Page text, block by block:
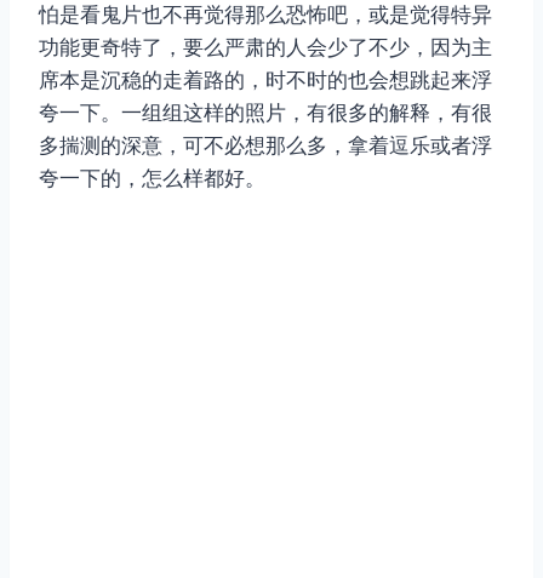
怕是看鬼片也不再觉得那么恐怖吧，或是觉得特异
功能更奇特了，要么严肃的人会少了不少，因为主
席本是沉稳的走着路的，时不时的也会想跳起来浮
夸一下。一组组这样的照片，有很多的解释，有很
多揣测的深意，可不必想那么多，拿着逗乐或者浮
夸一下的，怎么样都好。